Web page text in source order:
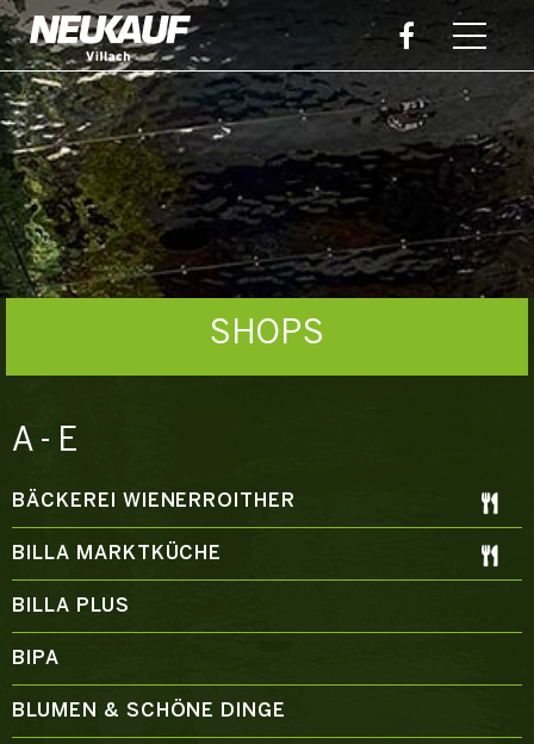
SHOPS
A - E
BÄCKEREI WIENERROITHER
BILLA MARKTKÜCHE
BILLA PLUS
BIPA
BLUMEN & SCHÖNE DINGE